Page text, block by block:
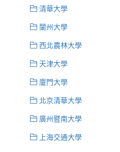
清華大學
蘭州大學
西北農林大學
天津大學
廈門大學
北京清華大學
廣州暨南大學
上海交通大學